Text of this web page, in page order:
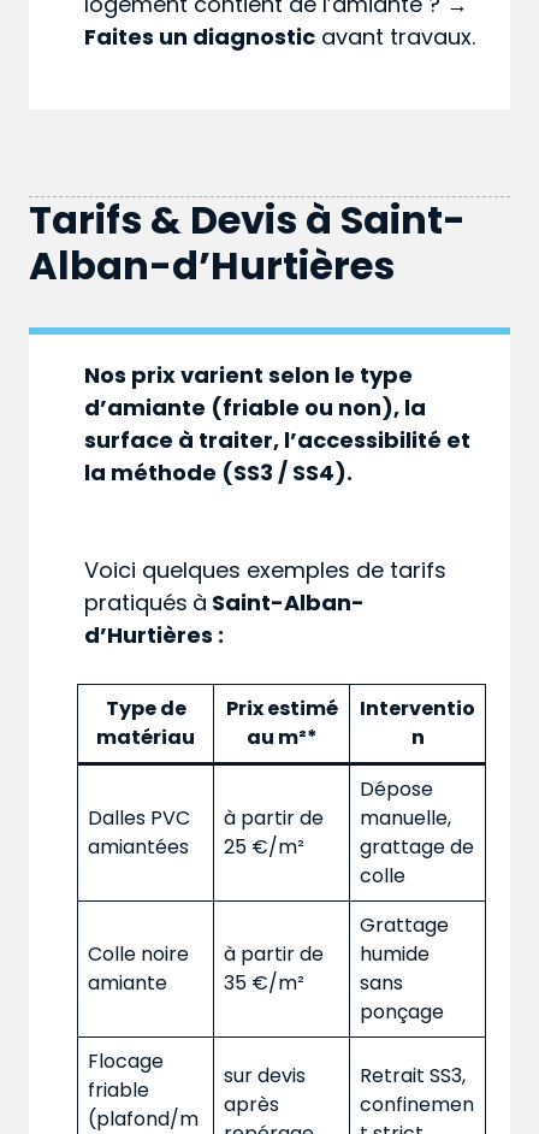
Faites un diagnostic avant travaux.
Tarifs & Devis à Saint-
Alban-d’Hurtières
Nos prix varient selon le type
d’amiante (friable ou non), la
surface à traiter, l’accessibilité et
la méthode (SS3 / SS4).
Voici quelques exemples de tarifs
pratiqués à Saint-Alban-
d’Hurtières :
Type de
matériau
Prix estimé
au m²*
Interventio
n
Dalles PVC
amiantées
à partir de
25 €/m²
Dépose
manuelle,
grattage de
colle
Colle noire
amiante
à partir de
35 €/m²
Grattage
humide
sans
ponçage
Flocage
friable
(plafond/m
sur devis
après
Retrait SS3,
confinemen